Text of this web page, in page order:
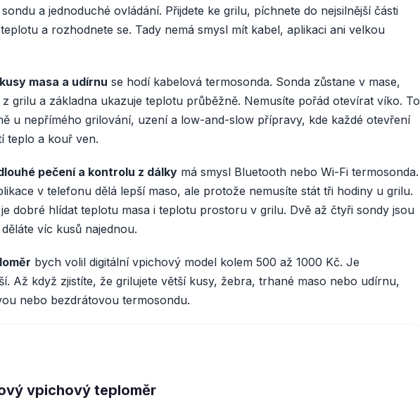
a jednoduché ovládání. Přijdete ke grilu, píchnete do nejsilnější části
a rozhodnete se. Tady nemá smysl mít kabel, aplikaci ani velkou
masa a udírnu se hodí kabelová termosonda. Sonda zůstane v mase,
grilu a základna ukazuje teplotu průběžně. Nemusíte pořád otevírat víko. To
u nepřímého grilování, uzení a low-and-slow přípravy, kde každé otevření
teplo a kouř ven.
pečení a kontrolu z dálky má smysl Bluetooth nebo Wi-Fi termosonda.
v telefonu dělá lepší maso, ale protože nemusíte stát tři hodiny u grilu.
dobré hlídat teplotu masa i teplotu prostoru v grilu. Dvě až čtyři sondy jsou
víc kusů najednou.
bych volil digitální vpichový model kolem 500 až 1000 Kč. Je
Až když zjistíte, že grilujete větší kusy, žebra, trhané maso nebo udírnu,
nebo bezdrátovou termosondu.
vpichový teploměr